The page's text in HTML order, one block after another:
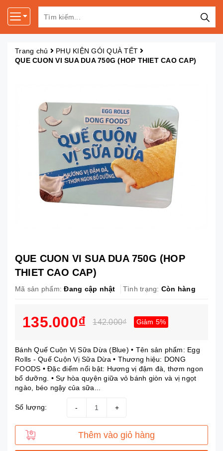
Trang chủ
PHỤ KIỆN GÓI QUÀ TẾT
QUE CUON VI SUA DUA 750G (HOP THIET CAO CAP)
QUE CUON VI SUA DUA 750G (HOP
THIET CAO CAP)
Mã sản phẩm: Đang cập nhật Tình trạng: Còn hàng
135.000₫ 142.000₫ Giảm 5%
Bánh Quế Cuộn Vị Sữa Dừa (Blue) • Tên sản phẩm: Egg
Rolls - Quế Cuộn Vị Sữa Dừa • Thương hiệu: DONG
FOODS • Đặc điểm nổi bật: Hương vị đậm đà, thơm ngon
bổ dưỡng. • Sự hòa quyện giữa vỏ bánh giòn và vị ngọt
ngào, béo ngậy của sữa...
Số lượng: +
-
Thêm vào giỏ hàng